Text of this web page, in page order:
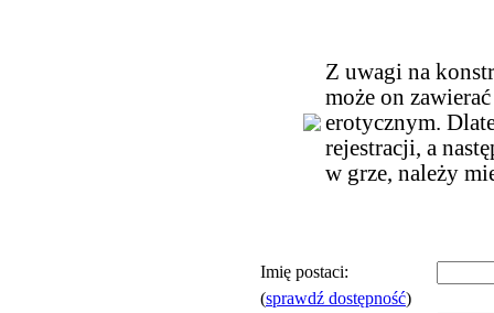
Z uwagi na
może on
erotycznym.
rejestracji, a
w grze, należy
Imię postaci:
(sprawdź dostępność)